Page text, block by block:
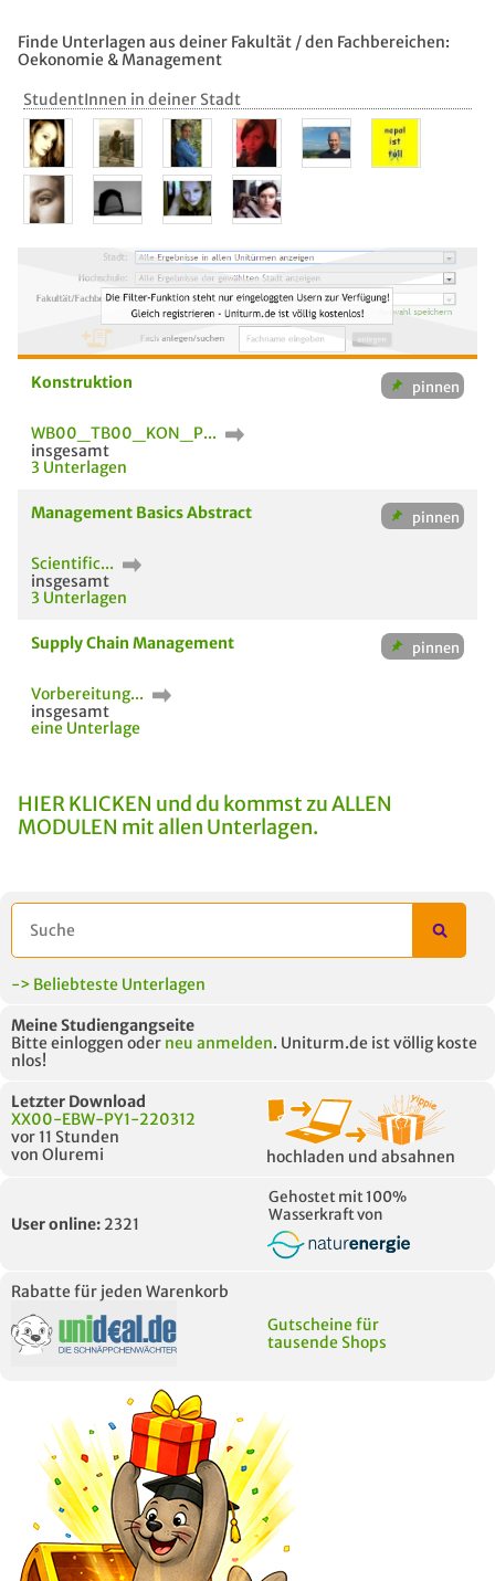
Finde Unterlagen aus deiner Fakultät / den Fachbereichen:
Oekonomie & Management
StudentInnen in deiner Stadt
Konstruktion
WB00_TB00_KON_P...
insgesamt
3 Unterlagen
Management Basics Abstract
Scientific...
insgesamt
3 Unterlagen
Supply Chain Management
Vorbereitung...
insgesamt
eine Unterlage
HIER KLICKEN und du kommst zu ALLEN
MODULEN mit allen Unterlagen.
-> Beliebteste Unterlagen
Meine Studiengangseite
Bitte einloggen oder neu anmelden. Uniturm.de ist völlig koste
nlos!
Letzter Download
XX00-EBW-PY1-220312
vor 11 Stunden
von Oluremi
hochladen und absahnen
User online: 2321
Gehostet mit 100%
Wasserkraft von
Rabatte für jeden Warenkorb
Gutscheine für
tausende Shops